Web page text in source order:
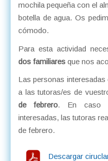
mochila pequeña con el
botella de agua. Os
cómodo.
Para esta actividad
dos familiares que nos
Las personas
a las tutoras/es de
de febrero. En caso
interesadas, las tutoras
de febrero.
Descargar